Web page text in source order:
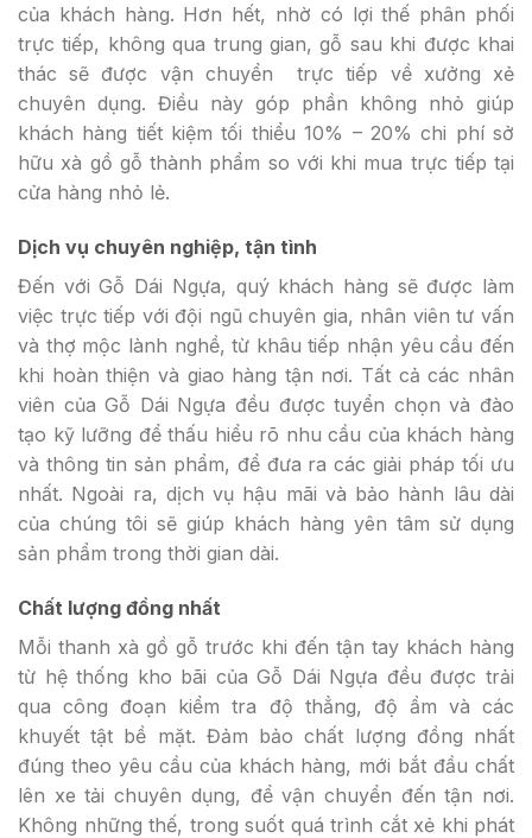
của khách hàng. Hơn hết, nhờ có lợi thế phân phối
trực tiếp, không qua trung gian, gỗ sau khi được khai
thác sẽ được vận chuyển trực tiếp về xưởng xẻ
chuyên dụng. Điều này góp phần không nhỏ giúp
khách hàng tiết kiệm tối thiểu 10% – 20% chi phí sở
hữu xà gồ gỗ thành phẩm so với khi mua trực tiếp tại
cửa hàng nhỏ lẻ.
Dịch vụ chuyên nghiệp, tận tình
Đến với Gỗ Dái Ngựa, quý khách hàng sẽ được làm
việc trực tiếp với đội ngũ chuyên gia, nhân viên tư vấn
và thợ mộc lành nghề, từ khâu tiếp nhận yêu cầu đến
khi hoàn thiện và giao hàng tận nơi. Tất cả các nhân
viên của Gỗ Dái Ngựa đều được tuyển chọn và đào
tạo kỹ lưỡng để thấu hiểu rõ nhu cầu của khách hàng
và thông tin sản phẩm, để đưa ra các giải pháp tối ưu
nhất. Ngoài ra, dịch vụ hậu mãi và bảo hành lâu dài
của chúng tôi sẽ giúp khách hàng yên tâm sử dụng
sản phẩm trong thời gian dài.
Chất lượng đồng nhất
Mỗi thanh xà gồ gỗ trước khi đến tận tay khách hàng
từ hệ thống kho bãi của Gỗ Dái Ngựa đều được trải
qua công đoạn kiểm tra độ thẳng, độ ẩm và các
khuyết tật bề mặt. Đảm bảo chất lượng đồng nhất
đúng theo yêu cầu của khách hàng, mới bắt đầu chất
lên xe tải chuyên dụng, để vận chuyển đến tận nơi.
Không những thế, trong suốt quá trình cắt xẻ khi phát